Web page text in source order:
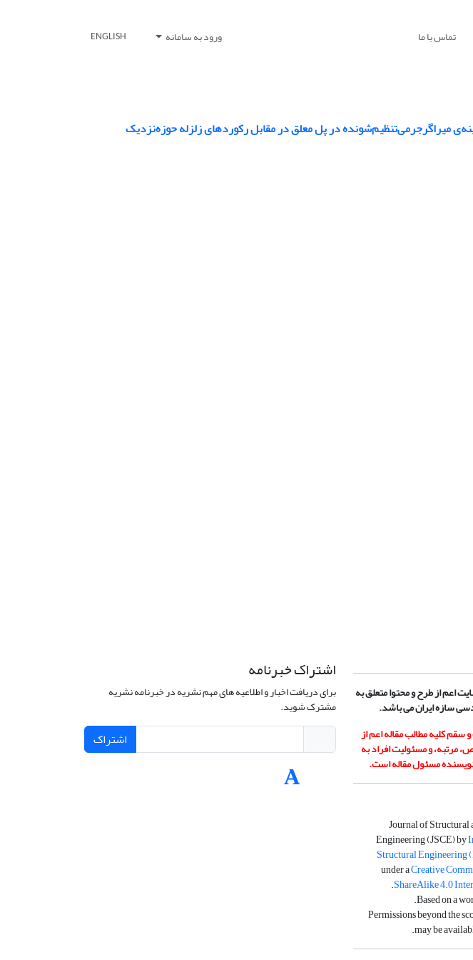
تماس با ما ورود به سامانه ENGLISH
میراگر‌جرمی‌تنظیم‌شونده در پل معلق در مقابل رکوردهای ‌زلزله حوزه‌نزدیک
اعم از طرح و محتوا متعلق به
سازه ایران می باشد.
کلیه مطالب مقاله اعم از
مرتبه، و مسئولیت افراد به
مسئول مقاله است.
Journal of
Engineering (JSCE) by
Structural Engineering
under aCreative
ShareAlike 4.0
.
Based on a
.
Permissions beyond the
may be
.
اشتراک خبرنامه
برای دریافت اخبار و اطلاعیه های مهم نشریه در خبرنامه نشریه
مشترک شوید.
اشتراک